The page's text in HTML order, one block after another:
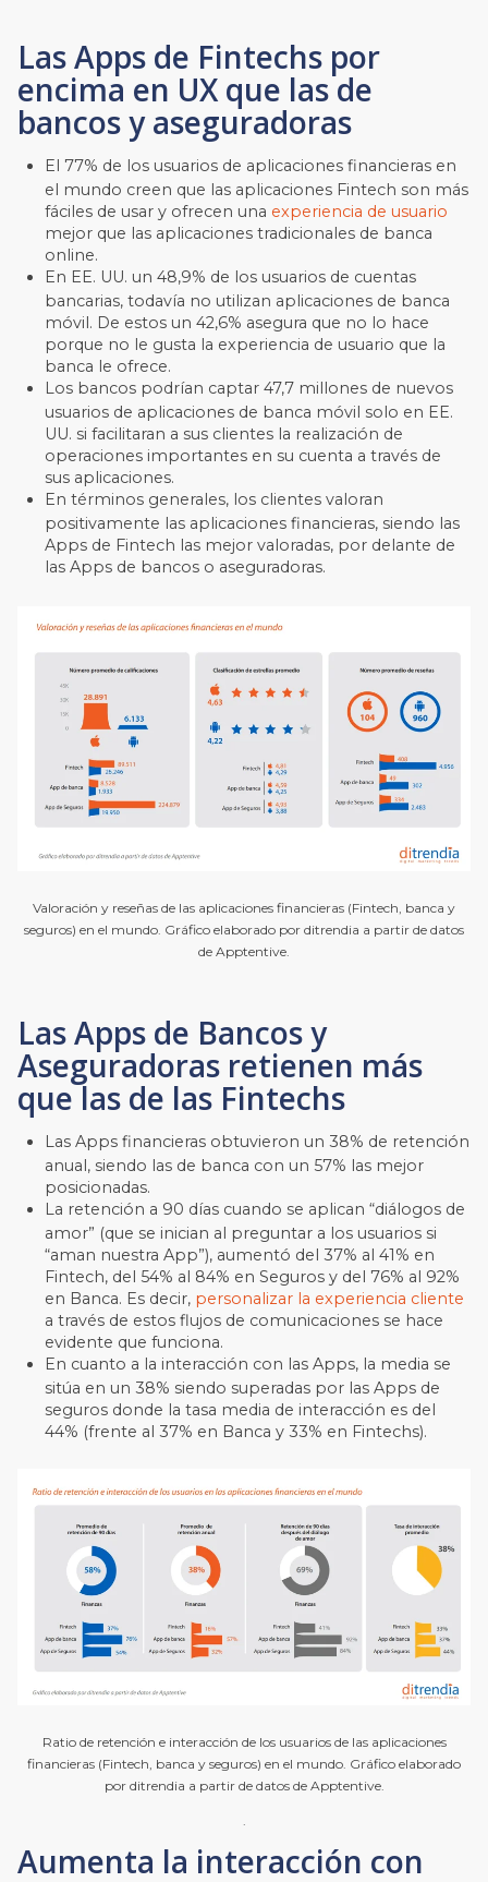
Las Apps de Fintechs por
encima en UX que las de
bancos y aseguradoras
El 77% de los usuarios de aplicaciones financieras en
el mundo creen que las aplicaciones Fintech son más
fáciles de usar y ofrecen una experiencia de usuario
mejor que las aplicaciones tradicionales de banca
online.
En EE. UU. un 48,9% de los usuarios de cuentas
bancarias, todavía no utilizan aplicaciones de banca
móvil. De estos un 42,6% asegura que no lo hace
porque no le gusta la experiencia de usuario que la
banca le ofrece.
Los bancos podrían captar 47,7 millones de nuevos
usuarios de aplicaciones de banca móvil solo en EE.
UU. si facilitaran a sus clientes la realización de
operaciones importantes en su cuenta a través de
sus aplicaciones.
En términos generales, los clientes valoran
positivamente las aplicaciones financieras, siendo las
Apps de Fintech las mejor valoradas, por delante de
las Apps de bancos o aseguradoras.
Valoración y reseñas de las aplicaciones financieras (Fintech, banca y
seguros) en el mundo. Gráfico elaborado por ditrendia a partir de datos
de Apptentive.
Las Apps de Bancos y
Aseguradoras retienen más
que las de las Fintechs
Las Apps financieras obtuvieron un 38% de retención
anual, siendo las de banca con un 57% las mejor
posicionadas.
La retención a 90 días cuando se aplican “diálogos de
amor” (que se inician al preguntar a los usuarios si
“aman nuestra App”), aumentó del 37% al 41% en
Fintech, del 54% al 84% en Seguros y del 76% al 92%
en Banca. Es decir, personalizar la experiencia cliente
a través de estos flujos de comunicaciones se hace
evidente que funciona.
En cuanto a la interacción con las Apps, la media se
sitúa en un 38% siendo superadas por las Apps de
seguros donde la tasa media de interacción es del
44% (frente al 37% en Banca y 33% en Fintechs).
Ratio de retención e interacción de los usuarios de las aplicaciones
financieras (Fintech, banca y seguros) en el mundo. Gráfico elaborado
por ditrendia a partir de datos de Apptentive.
.
Aumenta la interacción con